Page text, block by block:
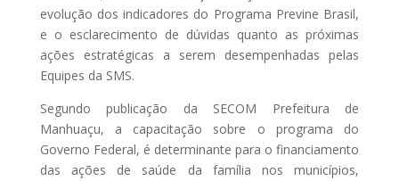
evolução dos indicadores do Programa Previne Brasil,
e o esclarecimento de dúvidas quanto as próximas
ações estratégicas a serem desempenhadas pelas
Equipes da SMS.
Segundo publicação da SECOM Prefeitura de
Manhuaçu, a capacitação sobre o programa do
Governo Federal, é determinante para o financiamento
das ações de saúde da família nos municípios,